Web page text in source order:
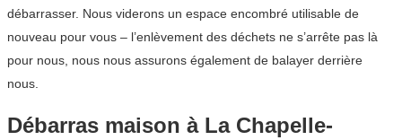
débarrasser. Nous viderons un espace encombré utilisable de
nouveau pour vous – l’enlèvement des déchets ne s’arrête pas là
pour nous, nous nous assurons également de balayer derrière
nous.
Débarras maison à La Chapelle-